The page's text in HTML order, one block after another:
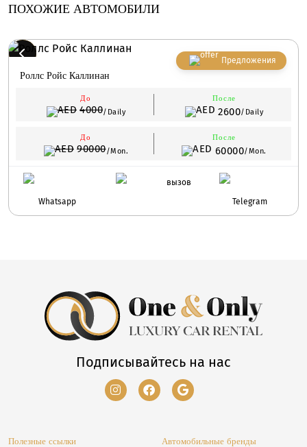
ПОХОЖИЕ АВТОМОБИЛИ
Предложения
Роллс Ройс Каллинан
До
4000/Daily
После
2600/Daily
До
90000/Mon.
После
60000/Mon.
Whatsapp
вызов
Telegram
Подписывайтесь на нас
Полезные ссылки Автомобильные бренды